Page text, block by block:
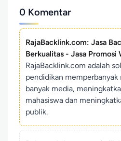
0 Komentar
RajaBacklink.com: Jasa
Berkualitas - Jasa Promosi
RajaBacklink.com adalah
pendidikan
banyak media,
mahasiswa dan
publik.